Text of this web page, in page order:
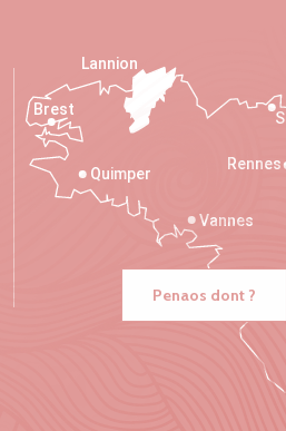
Rennes
Vannes
Quimper
Lannion
Brest
Penaos dont ?